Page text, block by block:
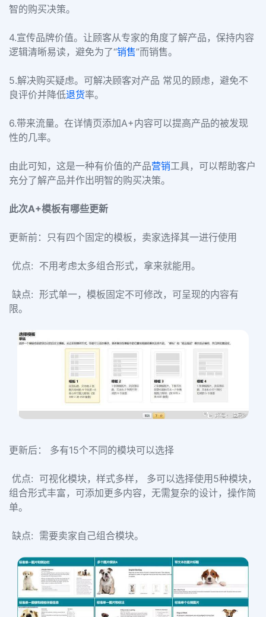
智的购买决策。
4.宣传品牌价值。让顾客从专家的角度了解产品，保持内容
逻辑清晰易读，避免为了“销售”而销售。
5.解决购买疑虑。可解决顾客对产品 常见的顾虑，避免不
良评价并降低退货率。
6.带来流量。在详情页添加A+内容可以提高产品的被发现
性的几率。
由此可知，这是一种有价值的产品营销工具，可以帮助客户
充分了解产品并作出明智的购买决策。
此次A+模板有哪些更新
更新前：只有四个固定的模板，卖家选择其一进行使用
优点: 不用考虑太多组合形式，拿来就能用。
缺点: 形式单一，模板固定不可修改，可呈现的内容有
限。
更新后： 多有15个不同的模块可以选择
优点: 可视化模块，样式多样， 多可以选择使用5种模块，
组合形式丰富，可添加更多内容，无需复杂的设计，操作简
单。
缺点: 需要卖家自己组合模块。